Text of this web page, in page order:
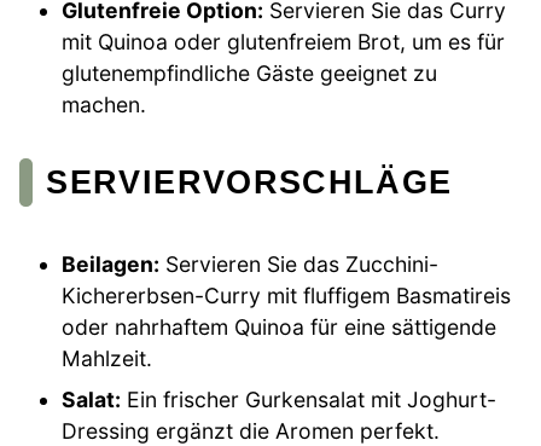
Glutenfreie Option: Servieren Sie das Curry
mit Quinoa oder glutenfreiem Brot, um es für
glutenempfindliche Gäste geeignet zu
machen.
SERVIERVORSCHLÄGE
Beilagen: Servieren Sie das Zucchini-
Kichererbsen-Curry mit fluffigem Basmatireis
oder nahrhaftem Quinoa für eine sättigende
Mahlzeit.
Salat: Ein frischer Gurkensalat mit Joghurt-
Dressing ergänzt die Aromen perfekt.